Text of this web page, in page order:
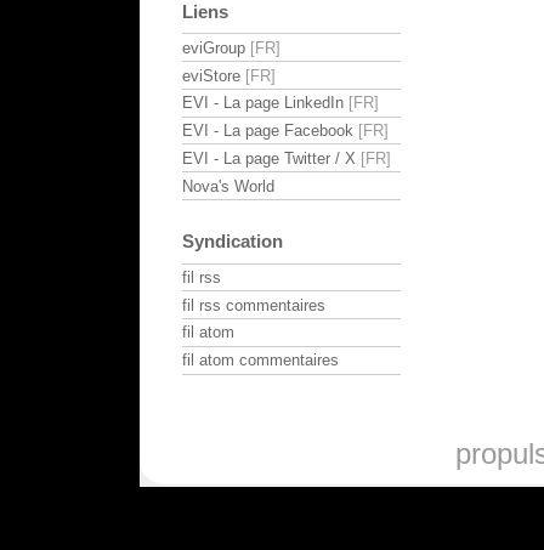
Liens
eviGroup
eviStore
EVI - La page LinkedIn
EVI - La page Facebook
EVI - La page Twitter / X
Nova's World
Syndication
fil rss
fil rss commentaires
fil atom
fil atom commentaires